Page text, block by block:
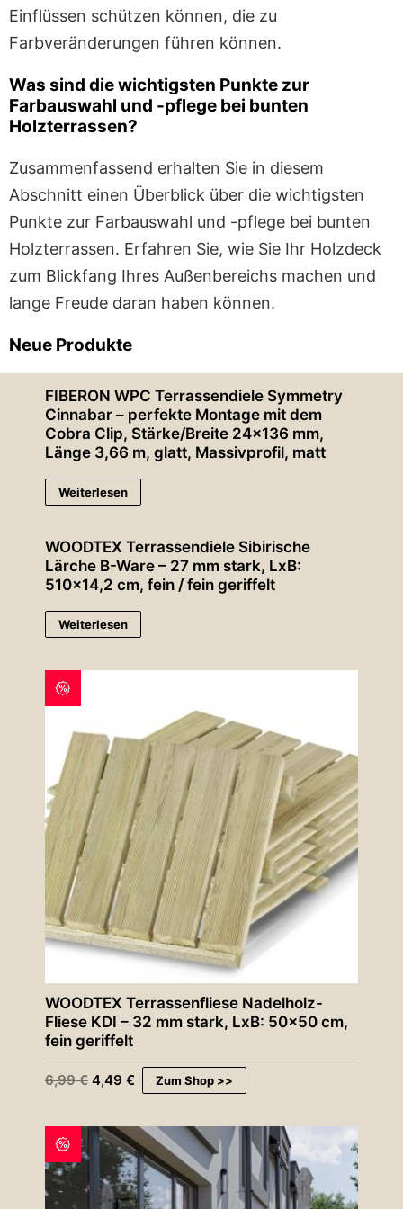
Einflüssen schützen können, die zu
Farbveränderungen führen können.
Was sind die wichtigsten Punkte zur
Farbauswahl und -pflege bei bunten
Holzterrassen?
Zusammenfassend erhalten Sie in diesem
Abschnitt einen Überblick über die wichtigsten
Punkte zur Farbauswahl und -pflege bei bunten
Holzterrassen. Erfahren Sie, wie Sie Ihr Holzdeck
zum Blickfang Ihres Außenbereichs machen und
lange Freude daran haben können.
Neue Produkte
FIBERON WPC Terrassendiele Symmetry
Cinnabar – perfekte Montage mit dem
Cobra Clip, Stärke/Breite 24×136 mm,
Länge 3,66 m, glatt, Massivprofil, matt
Weiterlesen
WOODTEX Terrassendiele Sibirische
Lärche B-Ware – 27 mm stark, LxB:
510×14,2 cm, fein / fein geriffelt
Weiterlesen
WOODTEX Terrassenfliese Nadelholz-
Fliese KDI – 32 mm stark, LxB: 50×50 cm,
fein geriffelt
6,99€ U
p
4,49 €A
u
e
l
l
e
Zum Shop >>